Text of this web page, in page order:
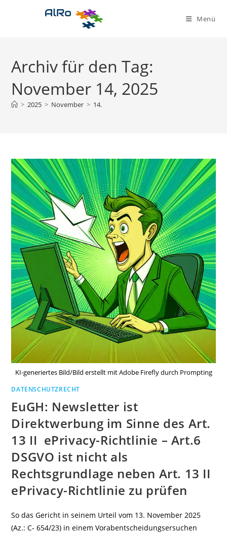
Menü
Archiv für den Tag:
November 14, 2025
> 2025 > November > 14.
KI-generiertes Bild/Bild erstellt mit Adobe Firefly durch Prompting
DATENSCHUTZRECHT
EuGH: Newsletter ist
Direktwerbung im Sinne des Art.
13 II ePrivacy-Richtlinie – Art.6
DSGVO ist nicht als
Rechtsgrundlage neben Art. 13 II
ePrivacy-Richtlinie zu prüfen
So das Gericht in seinem Urteil vom 13. November 2025
(Az.: C‑ 654/23) in einem Vorabentscheidungsersuchen